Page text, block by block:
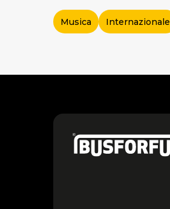
Musica Internazionale